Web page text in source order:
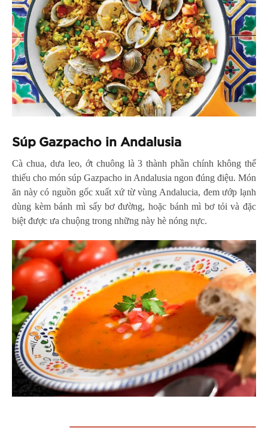
Súp Gazpacho in Andalusia
Cà chua, dưa leo, ớt chuông là 3 thành phần chính không thể
thiếu cho món súp Gazpacho in Andalusia ngon đúng điệu. Món
ăn này có nguồn gốc xuất xứ từ vùng Andalucia, đem ướp lạnh
dùng kèm bánh mì sấy bơ đường, hoặc bánh mì bơ tỏi và đặc
biệt được ưa chuộng trong những này hè nóng nực.